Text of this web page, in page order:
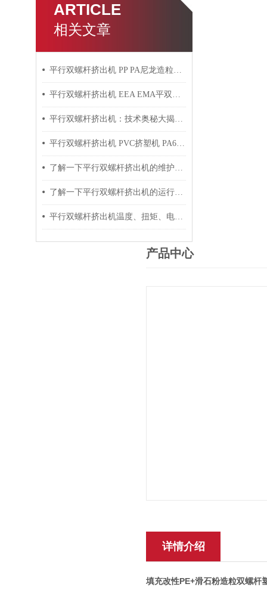
ARTICLE
相关文章
平行双螺杆挤出机 PP PA尼龙造粒机技术参数
平行双螺杆挤出机 EEA EMA平双挤出机 双螺杆挤出机技术参数
平行双螺杆挤出机：技术奥秘大揭秘！
平行双螺杆挤出机 PVC挤塑机 PA6+玻纤挤出造粒机技术参数
了解一下平行双螺杆挤出机的维护保养方法吧
了解一下平行双螺杆挤出机的运行过程吧
平行双螺杆挤出机温度、扭矩、电流控制要点
产品中心
详情介绍
填充改性PE+滑石粉造粒双螺杆